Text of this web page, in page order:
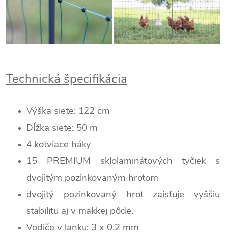
Technická špecifikácia
Výška siete: 122 cm
Dĺžka siete: 50 m
4 kotviace háky
15 PREMIUM sklolaminátových tyčiek s
dvojitým pozinkovaným hrotom
dvojitý pozinkovaný hrot zaisťuje vyššiu
stabilitu aj v mäkkej pôde.
Vodiče v lanku: 3 x 0,2 mm